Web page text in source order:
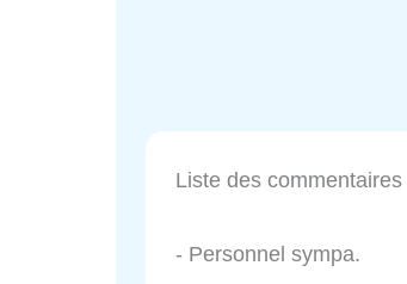
Liste des commentaires
- Personnel sympa.